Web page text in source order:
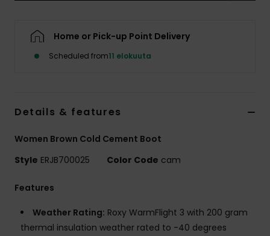
Fitness
Home or Pick-up Point Delivery
Scheduled from11 elokuuta
Details & features
Women Brown Cold Cement Boot
Style ERJB700025 Color Code cam
Features
Weather Rating: Roxy WarmFlight 3 with 200 gram
thermal insulation weather rated to -40 degrees